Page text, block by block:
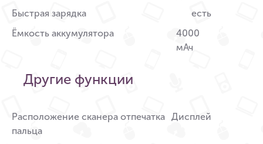
Быстрая зарядка
есть
Ёмкость аккумулятора
4000
мАч
Другие функции
Расположение сканера отпечатка
пальца
Дисплей